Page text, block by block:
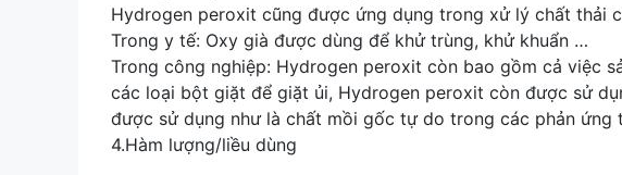
Hydrogen peroxit cũng được ứng dụng trong xử lý chất thải
Trong y tế: Oxy già được dùng để khử trùng, khử khuẩn …
Trong công nghiệp: Hydrogen peroxit còn bao gồm cả việc
các loại bột giặt để giặt ủi, Hydrogen peroxit còn được sử
được sử dụng như là chất mồi gốc tự do trong các phản ứng
4.Hàm lượng/liều dùng